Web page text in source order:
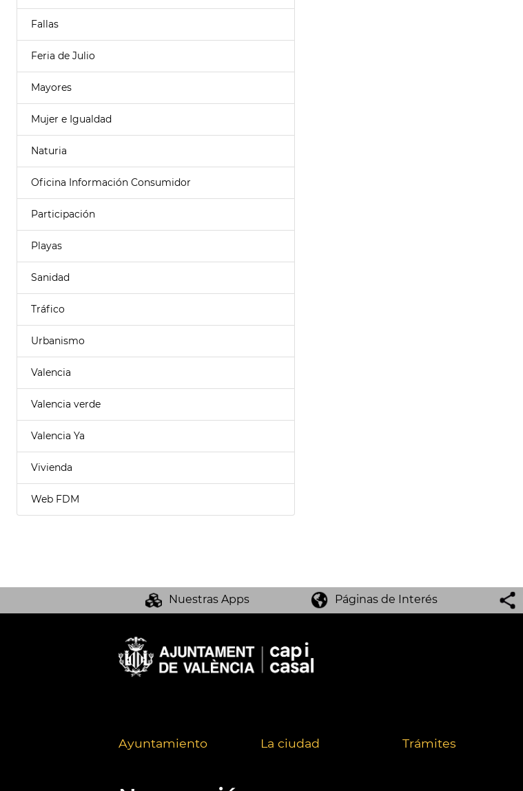
Fallas
Feria de Julio
Mayores
Mujer e Igualdad
Naturia
Oficina Información Consumidor
Participación
Playas
Sanidad
Tráfico
Urbanismo
Valencia
Valencia verde
Valencia Ya
Vivienda
Web FDM
Nuestras Apps Páginas de Interés
Ayuntamiento La ciudad Trámites